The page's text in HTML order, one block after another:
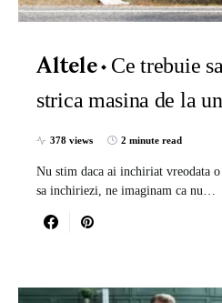
Altele
Ce trebuie
strica masina de la
378 views 2 minute read
Nu stim daca ai inchiriat vreodata
sa inchiriezi, ne imaginam ca nu…